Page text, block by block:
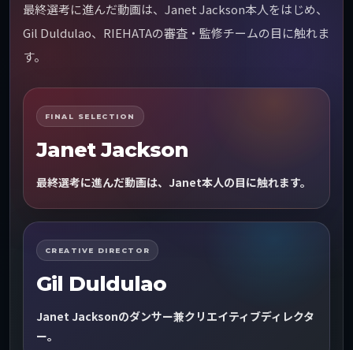
最終選考に進んだ動画は、Janet Jackson本人をはじめ、
Gil Duldulao、RIEHATAの審査・監修チームの目に触れま
す。
FINAL SELECTION
Janet Jackson
最終選考に進んだ動画は、Janet本人の目に触れます。
CREATIVE DIRECTOR
Gil Duldulao
Janet Jacksonのダンサー兼クリエイティブディレクタ
ー。